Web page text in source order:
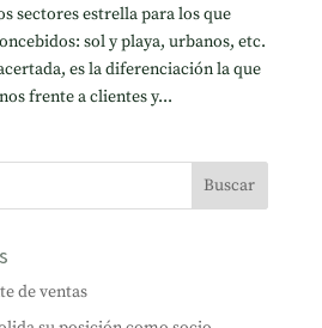
sectores estrella para los que
sol y playa, urbanos, etc.
es la diferenciación la que
frente a clientes y...
de ventas